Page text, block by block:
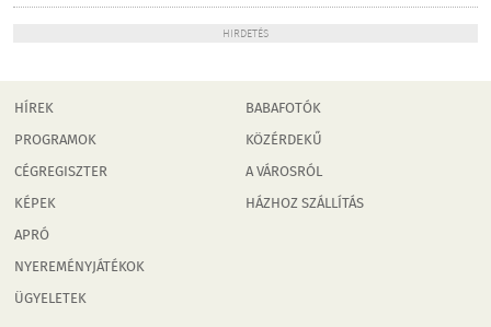
HIRDETÉS
HÍREK
PROGRAMOK
CÉGREGISZTER
KÉPEK
APRÓ
NYEREMÉNYJÁTÉKOK
ÜGYELETEK
BABAFOTÓK
KÖZÉRDEKŰ
A VÁROSRÓL
HÁZHOZ SZÁLLÍTÁS